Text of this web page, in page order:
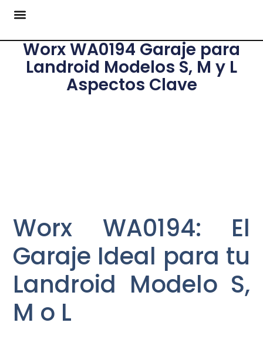
Worx WA0194 Garaje para
Landroid Modelos S, M y L
Aspectos Clave
Worx WA0194: El
Garaje Ideal para tu
Landroid Modelo S,
M o L